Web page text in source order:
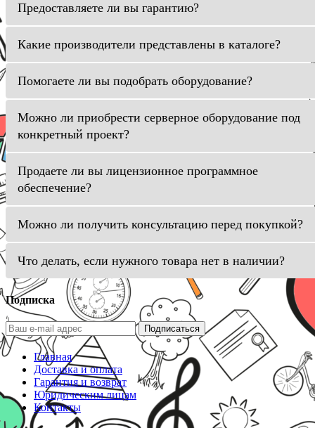
Предоставляете ли вы гарантию?
Какие производители представлены в каталоге?
Помогаете ли вы подобрать оборудование?
Можно ли приобрести серверное оборудование под
конкретный проект?
Продаете ли вы лицензионное программное
обеспечение?
Можно ли получить консультацию перед покупкой?
Что делать, если нужного товара нет в наличии?
Подписка
Подписаться
Главная
Доставка и оплата
Гарантия и возврат
Юридическим лицам
Контакты